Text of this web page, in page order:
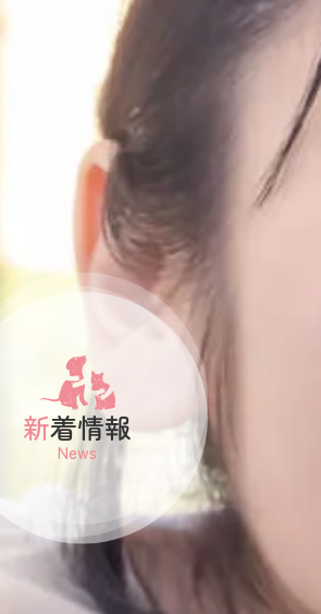
プライバシーポリシー
お知らせ・ブログ
コラム
新着情報
News